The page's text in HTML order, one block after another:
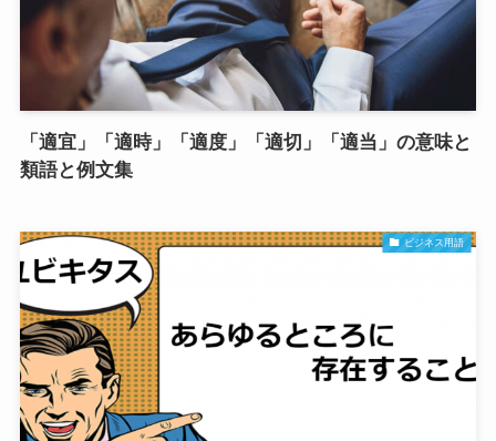
「適宜」「適時」「適度」「適切」「適当」の意味と
類語と例文集
ビジネス用語